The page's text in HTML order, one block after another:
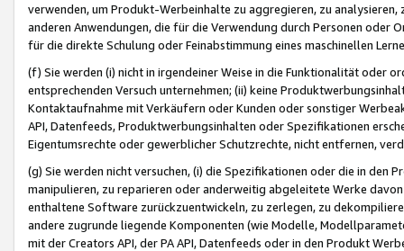
verwenden, um Produkt-Werbeinhalte zu aggregieren, zu
anderen Anwendungen, die für die Verwendung durch Personen
für die direkte Schulung oder Feinabstimmung eines maschinellen
(f) Sie werden (i) nicht in irgendeiner Weise in die Funktionalität oder
entsprechenden Versuch unternehmen; (ii) keine
Kontaktaufnahme mit Verkäufern oder Kunden oder sonstiger
API, Datenfeeds, Produktwerbungsinhalten oder Spezifikationen
Eigentumsrechte oder gewerblicher Schutzrechte, nicht entfernen,
(g) Sie werden nicht versuchen, (i) die Spezifikationen oder die in
manipulieren, zu reparieren oder anderweitig abgeleitete Werke
enthaltene Software zurückzuentwickeln, zu zerlegen, zu
andere zugrunde liegende Komponenten (wie Modelle,
mit der Creators API, der PA API, Datenfeeds oder in den Produkt